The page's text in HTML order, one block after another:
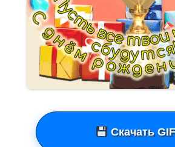
Скачать